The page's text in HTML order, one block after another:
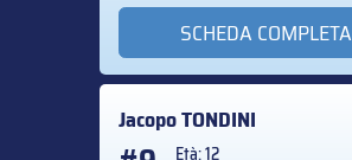
SCHEDA COMPLETA
JacopoTONDINI
Età: 12